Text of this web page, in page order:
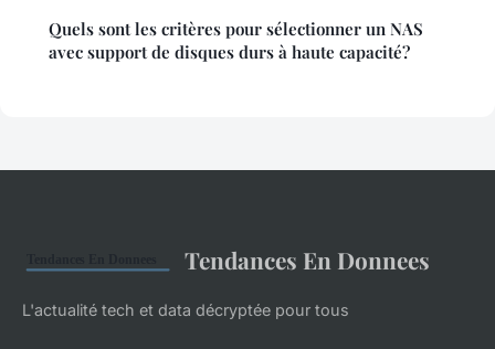
Quels sont les critères pour sélectionner un NAS
avec support de disques durs à haute capacité?
Tendances En Donnees
L'actualité tech et data décryptée pour tous